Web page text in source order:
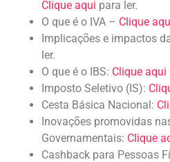
Clique aqui para ler.
O que é o IVA – Clique
Implicações e impactos
ler.
O que é o IBS: Clique aqui
Imposto Seletivo (IS):
Cesta Básica Nacional:
Inovações promovidas
Governamentais: Clique
Cashback para Pessoas